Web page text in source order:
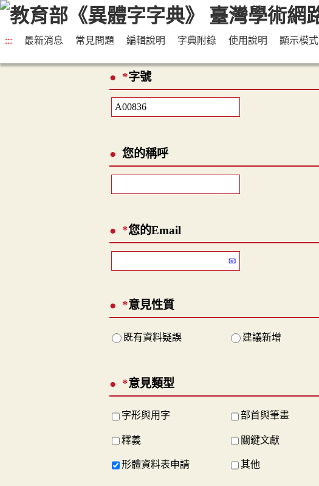
::: 最新消息 常見問題 編輯說明 字典附錄 使用說明 顯示模式
*字號
您的稱呼
*您的Email
*意見性質
既有資料疑誤 建議新增
*意見類型
字形與用字 部首與筆畫
釋義 關鍵文獻
形體資料表申請 其他